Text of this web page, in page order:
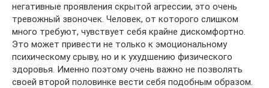
негативные проявления скрытой агрессии, это очень
тревожный звоночек. Человек, от которого слишком
много требуют, чувствует себя крайне дискомфортно.
Это может привести не только к эмоциональному
психическому срыву, но и к ухудшению физического
здоровья. Именно поэтому очень важно не позволять
своей второй половинке вести себя подобным образом.